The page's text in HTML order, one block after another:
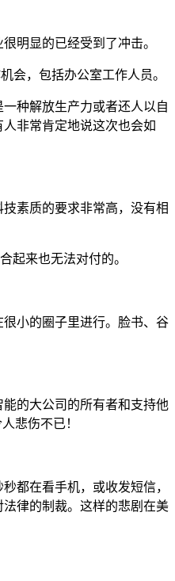
明显的已经受到了冲击。
会，包括办公室工作人员。
种解放生产力或者还人以自
非常肯定地说这次也会如
素质的要求非常高，没有相
起来也无法对付的。
小的圈子里进行。脸书、谷
的大公司的所有者和支持他
悲伤不已！
都在看手机，或收发短信，
律的制裁。这样的悲剧在美